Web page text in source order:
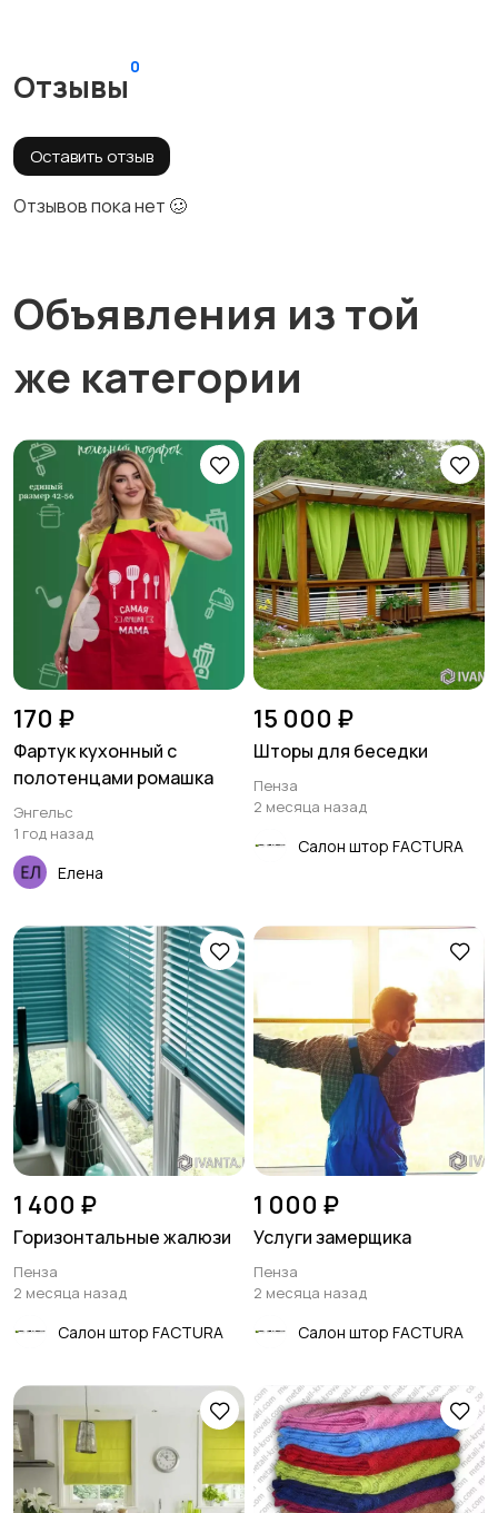
Отзывы
0
Оставить отзыв
Отзывов пока нет 🥴
Объявления из той
же категории
170 ₽
Фартук кухонный с
полотенцами ромашка
Энгельс
1 год назад
Елена
15 000 ₽
Шторы для беседки
Пенза
2 месяца назад
Салон штор FACTURA
1 400 ₽
Горизонтальные жалюзи
Пенза
2 месяца назад
Салон штор FACTURA
1 000 ₽
Услуги замерщика
Пенза
2 месяца назад
Салон штор FACTURA